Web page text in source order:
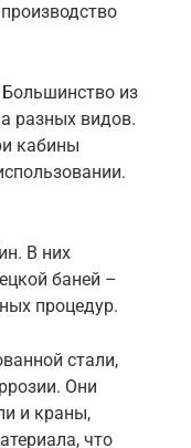
из
разных видов.
кабины
В них
баней –
процедур.
стали,
Они
и краны,
что